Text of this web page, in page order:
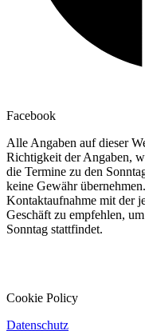
Facebook
Alle Angaben auf dieser
Richtigkeit der Angaben,
die Termine zu den
keine Gewähr
Kontaktaufnahme mit der
Geschäft zu empfehlen,
Sonntag stattfindet.
Cookie Policy
Datenschutz